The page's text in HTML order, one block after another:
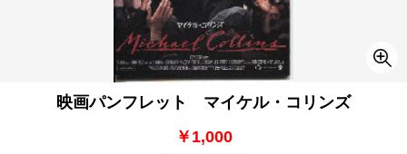
映画パンフレット マイケル・コリンズ
￥1,000